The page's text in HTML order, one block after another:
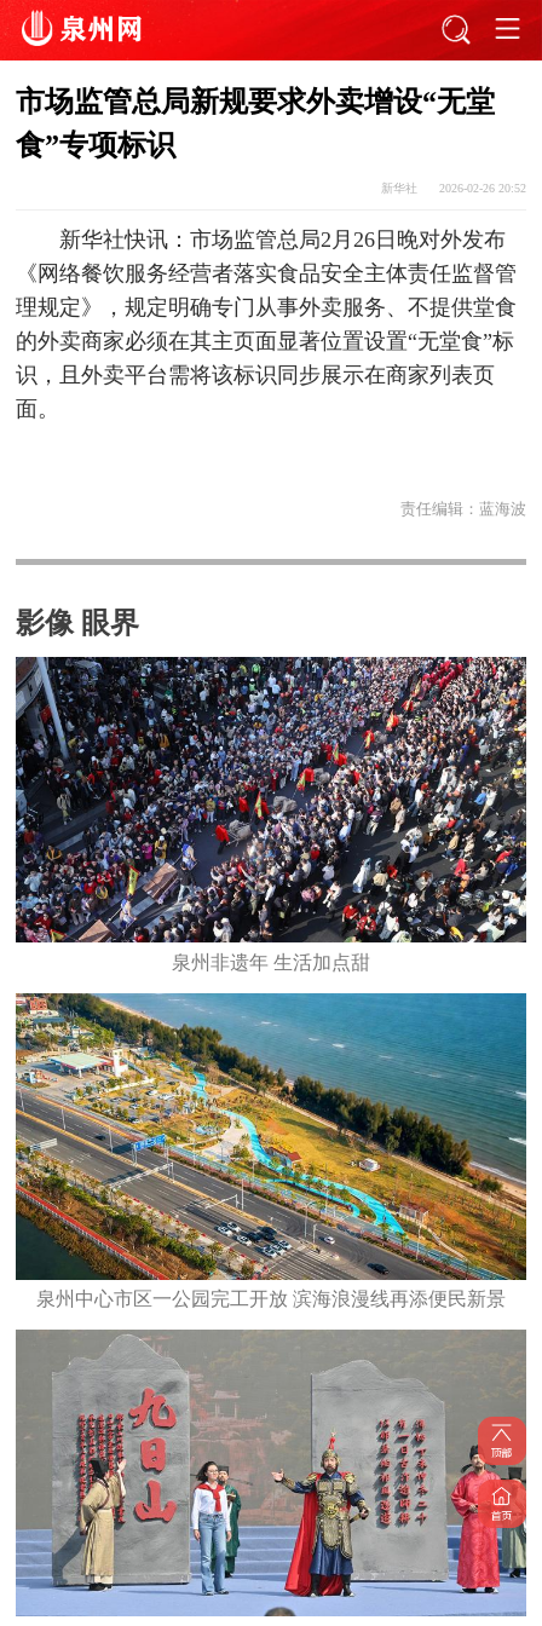
市场监管总局新规要求外卖增设“无堂
食”专项标识
新华社 2026-02-26 20:52
新华社快讯：市场监管总局2月26日晚对外发布
《网络餐饮服务经营者落实食品安全主体责任监督管
理规定》，规定明确专门从事外卖服务、不提供堂食
的外卖商家必须在其主页面显著位置设置“无堂食”标
识，且外卖平台需将该标识同步展示在商家列表页
面。
责任编辑： 蓝海波
影像 眼界
泉州非遗年 生活加点甜
泉州中心市区一公园完工开放 滨海浪漫线再添便民新景